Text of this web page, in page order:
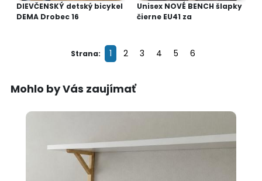
DIEVČENSKÝ detský bicykel
DEMA Drobec 16
Unisex NOVÉ BENCH šlapky
čierne EU41 za
Strana: 1 2 3 4 5 6
Mohlo by Vás zaujímať